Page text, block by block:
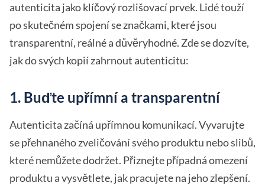
autenticita jako klíčový rozlišovací prvek. Lidé touží
po skutečném spojení se značkami, které jsou
transparentní, reálné a důvěryhodné. Zde se dozvíte,
jak do svých kopií zahrnout autenticitu:
1. Buďte upřímní a transparentní
Autenticita začíná upřímnou komunikací. Vyvarujte
se přehnaného zveličování svého produktu nebo slibů,
které nemůžete dodržet. Přiznejte případná omezení
produktu a vysvětlete, jak pracujete na jeho zlepšení.